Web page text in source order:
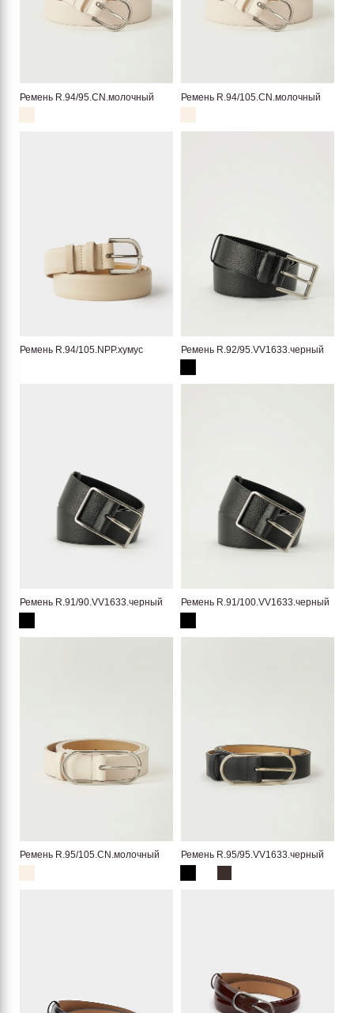
Ремень R.94/95.CN.молочный Ремень R.94/105.CN.молочный
Ремень R.94/105.NPP.хумус Ремень R.92/95.VV1633.черный
Ремень R.91/90.VV1633.черный Ремень R.91/100.VV1633.черный
Ремень R.95/105.CN.молочный Ремень R.95/95.VV1633.черный